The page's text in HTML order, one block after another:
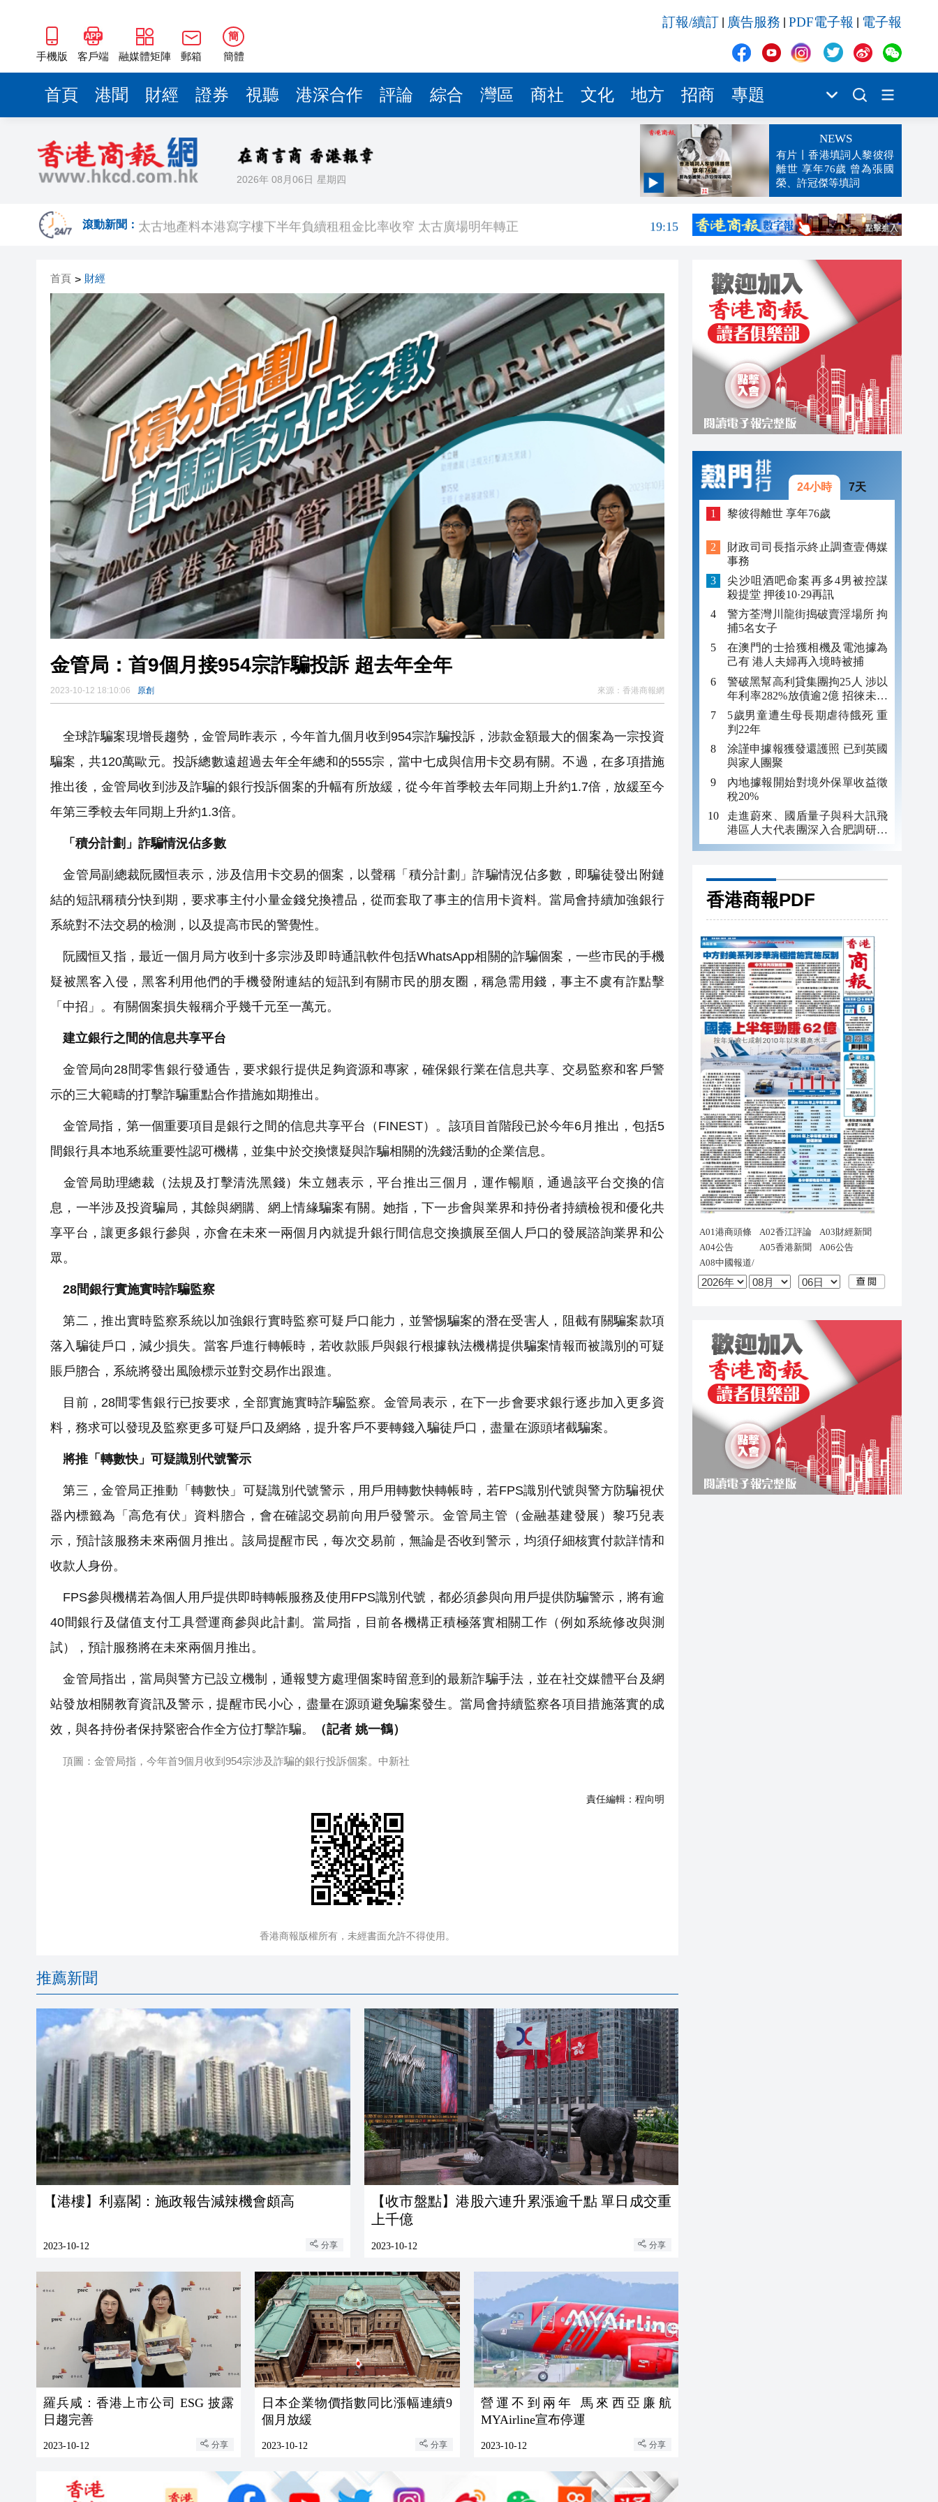
手機版 客戶端 融媒體矩陣 郵箱
簡
簡體
訂報/續訂 廣告服務 PDF電子報 電子報
首頁 港聞 財經 證券 視聽 港深合作 評論 綜合 灣區 商社 文化 地方 招商 專題
2026年 08月06日 星期四
NEWS
有片丨香港填詞人黎彼得
離世 享年76歲 曾為張國
榮、許冠傑等填詞
滾動新聞：
19:33
太古地產料本港寫字樓下半年負續租租金比率收窄 太古廣場明年轉正
19:15
涉詐騙投資者逾4億日圓 兩時任銀行經理判囚3年
18:16
香港女中國書畫家協會會員作品展開幕
18:15
有片丨墨西哥街頭一網紅直播時遭槍擊爆頭 當場斃命！
18:06
有片〡壽司店雪糕「抹」櫃邊 網民：做咩偷食我杯雪糕
18:05
首頁 > 財經
金管局：首9個月接954宗詐騙投訴 超去年全年
2023-10-12 18:10:06 原創 來源： 香港商報網
全球詐騙案現增長趨勢，金管局昨表示，今年首九個月收到954宗詐騙投訴，涉款金額最大的個案為一宗投資
騙案，共120萬歐元。投訴總數遠超過去年全年總和的555宗，當中七成與信用卡交易有關。不過，在多項措施
推出後，金管局收到涉及詐騙的銀行投訴個案的升幅有所放緩，從今年首季較去年同期上升約1.7倍，放緩至今
年第三季較去年同期上升約1.3倍。
「積分計劃」詐騙情況佔多數
金管局副總裁阮國恒表示，涉及信用卡交易的個案，以聲稱「積分計劃」詐騙情況佔多數，即騙徒發出附鏈
結的短訊稱積分快到期，要求事主付小量金錢兌換禮品，從而套取了事主的信用卡資料。當局會持續加強銀行
系統對不法交易的檢測，以及提高市民的警覺性。
阮國恒又指，最近一個月局方收到十多宗涉及即時通訊軟件包括WhatsApp相關的詐騙個案，一些市民的手機
疑被黑客入侵，黑客利用他們的手機發附連結的短訊到有關市民的朋友圈，稱急需用錢，事主不虞有詐點擊
「中招」。有關個案損失報稱介乎幾千元至一萬元。
建立銀行之間的信息共享平台
金管局向28間零售銀行發通告，要求銀行提供足夠資源和專家，確保銀行業在信息共享、交易監察和客戶警
示的三大範疇的打擊詐騙重點合作措施如期推出。
金管局指，第一個重要項目是銀行之間的信息共享平台（FINEST）。該項目首階段已於今年6月推出，包括5
間銀行具本地系統重要性認可機構，並集中於交換懷疑與詐騙相關的洗錢活動的企業信息。
金管局助理總裁（法規及打擊清洗黑錢）朱立翹表示，平台推出三個月，運作暢順，通過該平台交換的信
息，一半涉及投資騙局，其餘與網購、網上情緣騙案有關。她指，下一步會與業界和持份者持續檢視和優化共
享平台，讓更多銀行參與，亦會在未來一兩個月內就提升銀行間信息交換擴展至個人戶口的發展諮詢業界和公
眾。
28間銀行實施實時詐騙監察
第二，推出實時監察系統以加強銀行實時監察可疑戶口能力，並警惕騙案的潛在受害人，阻截有關騙案款項
落入騙徒戶口，減少損失。當客戶進行轉帳時，若收款賬戶與銀行根據執法機構提供騙案情報而被識別的可疑
賬戶脗合，系統將發出風險標示並對交易作出跟進。
目前，28間零售銀行已按要求，全部實施實時詐騙監察。金管局表示，在下一步會要求銀行逐步加入更多資
料，務求可以發現及監察更多可疑戶口及網絡，提升客戶不要轉錢入騙徒戶口，盡量在源頭堵截騙案。
將推「轉數快」可疑識別代號警示
第三，金管局正推動「轉數快」可疑識別代號警示，用戶用轉數快轉帳時，若FPS識別代號與警方防騙視伏
器內標籤為「高危有伏」資料脗合，會在確認交易前向用戶發警示。金管局主管（金融基建發展）黎巧兒表
示，預計該服務未來兩個月推出。該局提醒市民，每次交易前，無論是否收到警示，均須仔細核實付款詳情和
收款人身份。
FPS參與機構若為個人用戶提供即時轉帳服務及使用FPS識別代號，都必須參與向用戶提供防騙警示，將有逾
40間銀行及儲值支付工具營運商參與此計劃。當局指，目前各機構正積極落實相關工作（例如系統修改與測
試），預計服務將在未來兩個月推出。
金管局指出，當局與警方已設立機制，通報雙方處理個案時留意到的最新詐騙手法，並在社交媒體平台及網
站發放相關教育資訊及警示，提醒市民小心，盡量在源頭避免騙案發生。當局會持續監察各項目措施落實的成
效，與各持份者保持緊密合作全方位打擊詐騙。
（記者 姚一鶴）
頂圖：金管局指，今年首9個月收到954宗涉及詐騙的銀行投訴個案。中新社
責任編輯： 程向明
香港商報版權所有，未經書面允許不得使用。
推薦新聞
【港樓】利嘉閣：施政報告減辣機會頗高
2023-10-12 分享
【收市盤點】港股六連升累漲逾千點 單日成交重
上千億
2023-10-12 分享
羅兵咸：香港上市公司 ESG 披露
日趨完善
2023-10-12 分享
日本企業物價指數同比漲幅連續9
個月放緩
2023-10-12 分享
營運不到兩年 馬來西亞廉航
MYAirline宣布停運
2023-10-12 分享
24小時 7天
黎彼得離世 享年76歲
財政司司長指示終止調查壹傳媒
事務
尖沙咀酒吧命案再多4男被控謀
殺提堂 押後10·29再訊
警方荃灣川龍街搗破賣淫場所 拘
捕5名女子
在澳門的士拾獲相機及電池據為
己有 港人夫婦再入境時被捕
警破黑幫高利貸集團拘25人 涉以
年利率282%放債逾2億 招徠未成
年追數
5歲男童遭生母長期虐待餓死 重
判22年
涂謹申據報獲發還護照 已到英國
與家人團聚
內地據報開始對境外保單收益徵
稅20%
走進蔚來、國盾量子與科大訊飛
港區人大代表團深入合肥調研科
創成果
香港商報PDF